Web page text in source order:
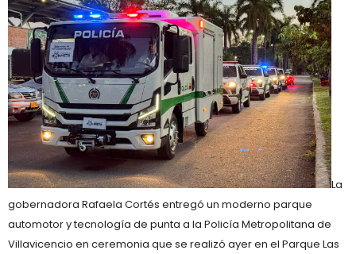
La
gobernadora Rafaela Cortés entregó un moderno parque
automotor y tecnología de punta a la Policía Metropolitana de
Villavicencio en ceremonia que se realizó ayer en el Parque Las